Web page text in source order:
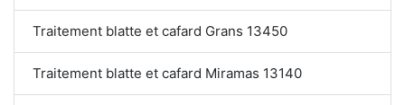
Traitement blatte et cafard Grans 13450
Traitement blatte et cafard Miramas 13140